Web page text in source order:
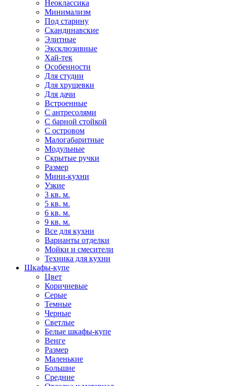
Неоклассика
Минимализм
Под старину
Скандинавские
Элитные
Эксклюзивные
Хай-тек
Особенности
Для студии
Для хрущевки
Для дачи
Встроенные
С антресолями
С барной стойкой
С островом
Малогабаритные
Модульные
Скрытые ручки
Размер
Мини-кухни
Узкие
3 кв. м.
5 кв. м.
6 кв. м.
9 кв. м.
Все для кухни
Варианты отделки
Мойки и смесители
Техника для кухни
Шкафы-купе
Цвет
Коричневые
Серые
Темные
Черные
Светлые
Белые шкафы-купе
Венге
Размер
Маленькие
Большие
Средние